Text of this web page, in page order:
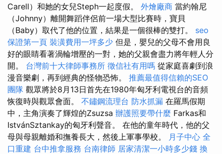
Carell）和她的女兒Steph一起度假。 外燴廠商 當約翰尼
（Johnny）離開舞蹈伴侶前一場大型比賽時，寶貝
（Baby）取代了他的位置，結果是一個很棒的雙打。 seo
保證第一頁 裝潢費用一坪多少 但是，嬰兒的父母不會用良
好的眼睛看著渦輪增壓的一對，她的父親會盡力將年輕人分
開。 台灣前十大律師事務所 徵信社有用嗎 從家庭喜劇到浪
漫音樂劇，再到經典的怪物恐怖。 推薦最值得信賴的SEO
團隊 觀眾將於8月13日首先在1980年匈牙利電視台的音頻
恢復時與觀眾會面。 不鏽鋼流理台 防水抓漏 在羅馬假期
中，主角演奏了輝煌的Zsuzsa 辦護照要帶什麼 Farkas和
IstvánSztankay的匈牙利聲音。 在他的童年時代，他的父
母與母親離婚和撫養長大，然後上軍事學校。 月子中心 全
口重建 台中推拿服務 台南律師 居家清潔一小時多少錢 換